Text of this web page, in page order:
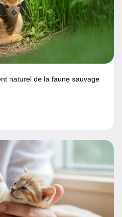
naturel de la faune sauvage